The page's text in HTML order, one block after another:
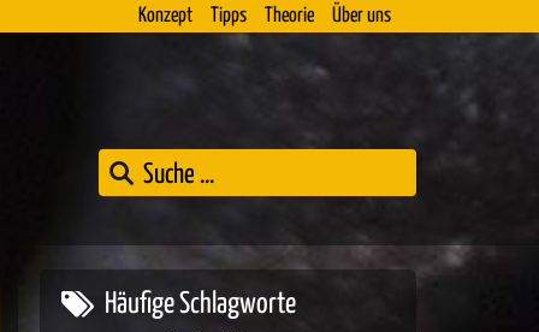
Konzept Tipps Theorie Über uns
Häufige Schlagworte